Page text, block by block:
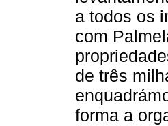
a todos os
com
de três
forma a